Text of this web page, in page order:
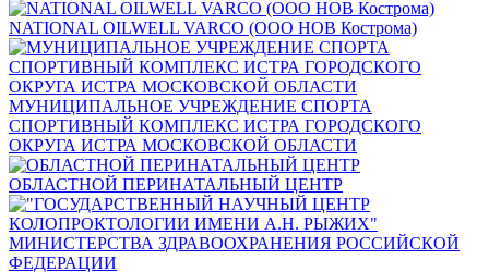
NATIONAL OILWELL VARCO (ООО НОВ Кострома)
МУНИЦИПАЛЬНОЕ УЧРЕЖДЕНИЕ СПОРТА
СПОРТИВНЫЙ КОМПЛЕКС ИСТРА ГОРОДСКОГО
ОКРУГА ИСТРА МОСКОВСКОЙ ОБЛАСТИ
ОБЛАСТНОЙ ПЕРИНАТАЛЬНЫЙ ЦЕНТР